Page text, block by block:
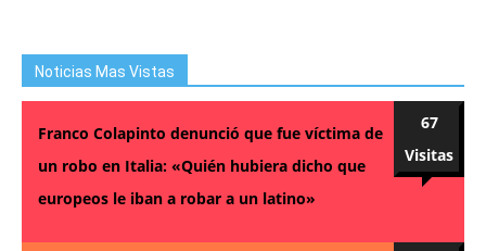
Noticias Mas Vistas
Franco Colapinto denunció que fue víctima de
un robo en Italia: «Quién hubiera dicho que
europeos le iban a robar a un latino»
67
Visitas